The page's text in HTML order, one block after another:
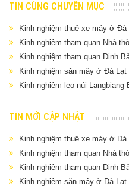
TIN CÙNG CHUYÊN MỤC
Kinh nghiệm thuê xe máy ở Đà
Kinh nghiệm tham quan Nhà
Kinh nghiệm tham quan Dinh
Kinh nghiệm săn mây ở Đà Lạt
Kinh nghiệm leo núi Langbiang
TIN MỚI CẬP NHẬT
Kinh nghiệm thuê xe máy ở Đà
Kinh nghiệm tham quan Nhà
Kinh nghiệm tham quan Dinh
Kinh nghiệm săn mây ở Đà Lạt